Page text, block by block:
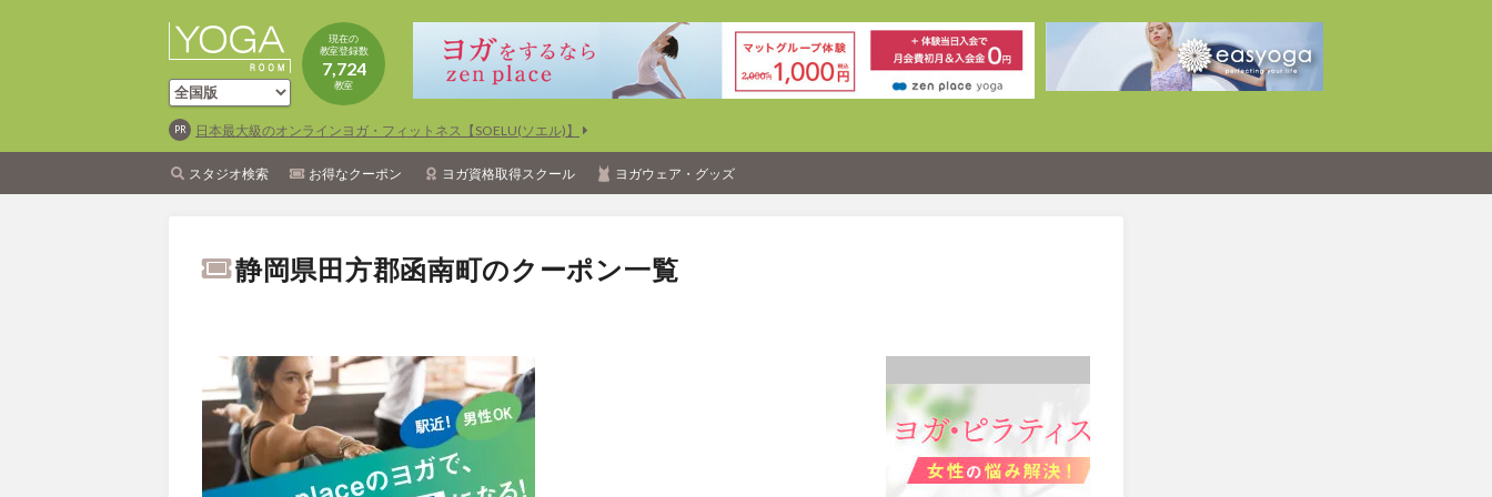
現在の
教室登録数
7,724
教室
日本最大級のオンラインヨガ・フィットネス【SOELU(ソエル)】
スタジオ検索 お得なクーポン ヨガ資格取得スクール ヨガウェア・グッズ
静岡県田方郡函南町のクーポン一覧